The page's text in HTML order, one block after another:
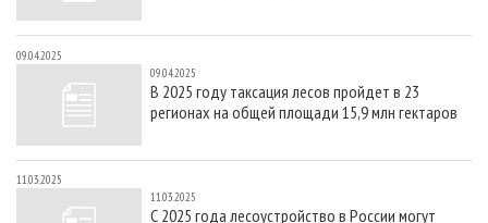
09.04.2025
09.04.2025
В 2025 году таксация лесов пройдет в 23
регионах на общей площади 15,9 млн гектаров
11.03.2025
11.03.2025
С 2025 года лесоустройство в России могут